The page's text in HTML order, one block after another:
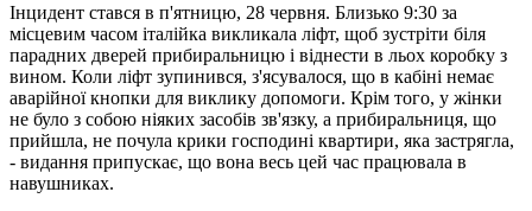
Інцидент стався в п'ятницю, 28 червня. Близько 9:30 за
місцевим часом італійка викликала ліфт, щоб зустріти біля
парадних дверей прибиральницю і віднести в льох коробку з
вином. Коли ліфт зупинився, з'ясувалося, що в кабіні немає
аварійної кнопки для виклику допомоги. Крім того, у жінки
не було з собою ніяких засобів зв'язку, а прибиральниця, що
прийшла, не почула крики господині квартири, яка застрягла,
- видання припускає, що вона весь цей час працювала в
навушниках.